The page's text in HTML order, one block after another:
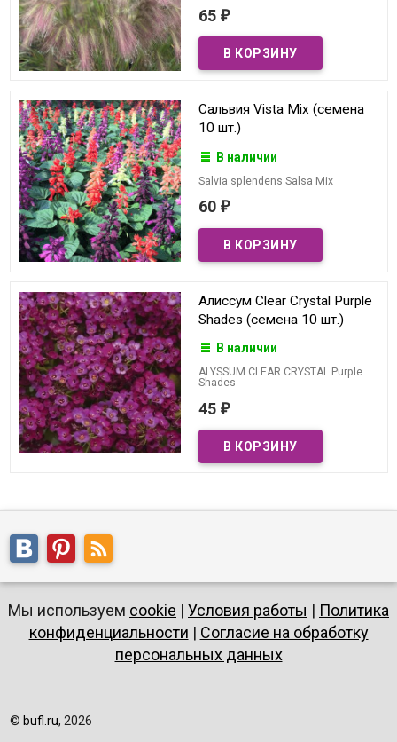
65 ₽
Сальвия Vista Mix (семена
10 шт.)
В наличии
Salvia splendens Salsa Mix
60 ₽
Алиссум Clear Crystal Purple
Shades (семена 10 шт.)
В наличии
ALYSSUM CLEAR CRYSTAL Purple
Shades
45 ₽
Мы используем cookie | Условия работы | Политика
конфиденциальности | Согласие на обработку
персональных данных
© bufl.ru, 2026